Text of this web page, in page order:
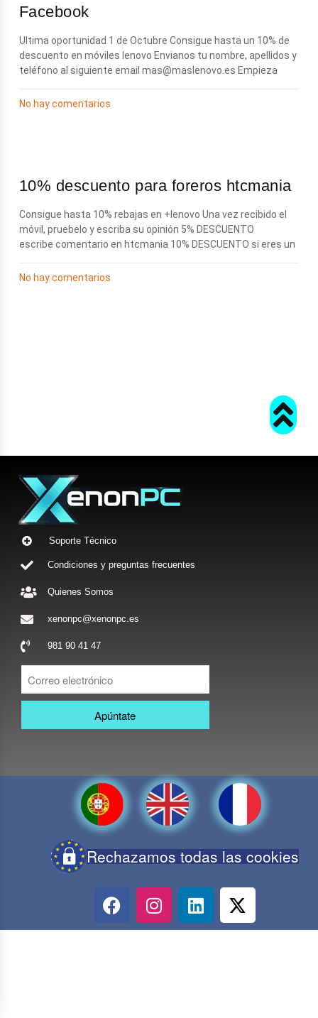
Facebook
Ultima oportunidad 1 de Octubre Consigue hasta un 10% de
descuento en móviles lenovo Envianos tu nombre, apellidos y
teléfono al siguiente email mas@maslenovo.es Empieza
No hay comentarios
10% descuento para foreros htcmania
Consigue hasta 10% rebajas en +lenovo Una vez recibido el
móvil, pruebelo y escriba su opinión 5% DESCUENTO
escribe comentario en htcmania 10% DESCUENTO si eres un
No hay comentarios
Soporte Técnico
Condiciones y preguntas frecuentes
Quienes Somos
xenonpc@xenonpc.es
981 90 41 47
Apúntate
Rechazamos todas las cookies